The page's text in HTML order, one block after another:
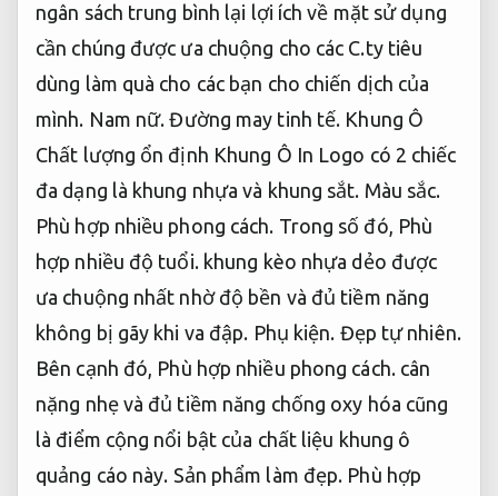
ngân sách trung bình lại lợi ích về mặt sử dụng
cần chúng được ưa chuộng cho các C.ty tiêu
dùng làm quà cho các bạn cho chiến dịch của
mình. Nam nữ. Đường may tinh tế. Khung Ô
Chất lượng ổn định Khung Ô In Logo có 2 chiếc
đa dạng là khung nhựa và khung sắt. Màu sắc.
Phù hợp nhiều phong cách. Trong số đó, Phù
hợp nhiều độ tuổi.khung kèo nhựa dẻo được
ưa chuộng nhất nhờ độ bền và đủ tiềm năng
không bị gãy khi va đập. Phụ kiện. Đẹp tự nhiên.
Bên cạnh đó, Phù hợp nhiều phong cách.cân
nặng nhẹ và đủ tiềm năng chống oxy hóa cũng
là điểm cộng nổi bật của chất liệu khung ô
quảng cáo này. Sản phẩm làm đẹp. Phù hợp